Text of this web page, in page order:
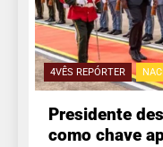
4VÊS REPÓRTER
Presidente
como chave